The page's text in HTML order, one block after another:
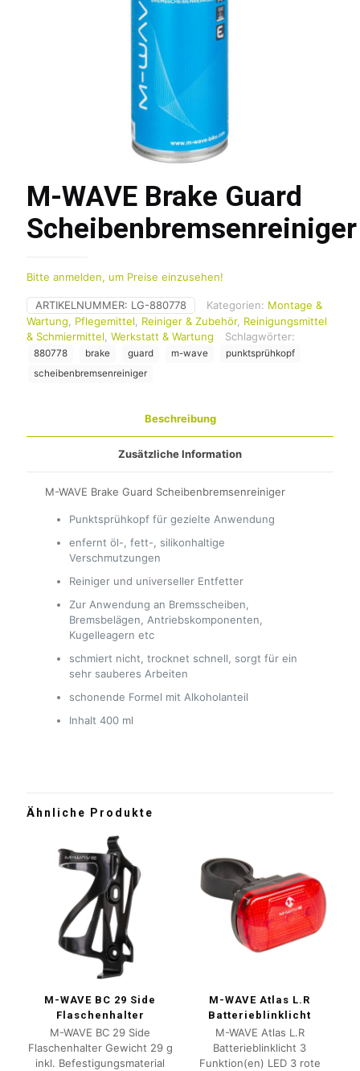
M-WAVE Brake Guard
Scheibenbremsenreiniger
Bitte anmelden, um Preise einzusehen!
ARTIKELNUMMER: LG-880778 Kategorien: Montage &
Wartung
Pflegemittel Reiniger & Zubehör, Reinigungsmittel
& Schmiermittel Werkstatt & Wartung Schlagwörter:
880778 brake guard m-wave
punktsprühkopf
scheibenbremsenreiniger
Beschreibung
Zusätzliche Information
M-WAVE Brake Guard Scheibenbremsenreiniger
Punktsprühkopf für gezielte Anwendung
enfernt öl-, fett-, silikonhaltige
Verschmutzungen
Reiniger und universeller Entfetter
Zur Anwendung an Bremsscheiben,
Bremsbelägen, Antriebskomponenten,
Kugelleagern etc
schmiert nicht, trocknet schnell, sorgt für ein
sehr sauberes Arbeiten
schonende Formel mit Alkoholanteil
Inhalt 400 ml
Ähnliche Produkte
M-WAVE BC 29 Side
Flaschenhalter
M-WAVE BC 29 Side
Flaschenhalter Gewicht 29 g
inkl. Befestigungsmaterial
M-WAVE Atlas L.R
Batterieblinklicht
M-WAVE Atlas L.R
Batterieblinklicht 3
Funktion(en) LED 3 rote